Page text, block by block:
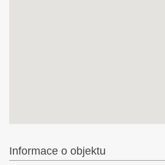
Informace o objektu